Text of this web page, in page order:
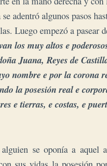
adentró algunos pasos
Luego empezó a pasear
los muy altos e
Juana, Reyes de
nombre e por la corona
la posesión real e
e tierras, e costas, e
se oponía a